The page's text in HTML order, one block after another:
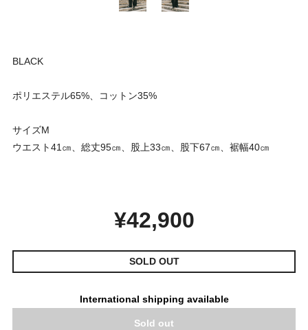
BLACK
ポリエステル65%、コットン35%
サイズM
ウエスト41㎝、総丈95㎝、股上33㎝、股下67㎝、裾幅40㎝
¥42,900
SOLD OUT
International shipping available
Sold out